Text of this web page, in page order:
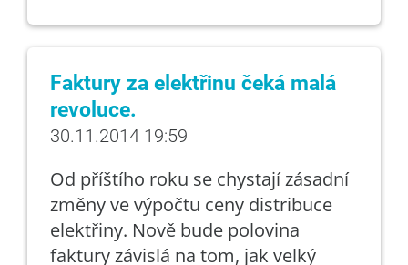
Faktury za elektřinu čeká malá
revoluce.
30.11.2014 19:59
Od příštího roku se chystají zásadní
změny ve výpočtu ceny distribuce
elektřiny. Nově bude polovina
faktury závislá na tom, jak velký